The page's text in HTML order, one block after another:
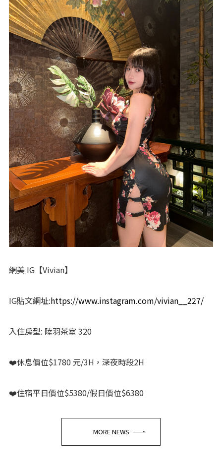
網美 IG【Vivian】
IG貼文網址:https://www.instagram.com/vivian__227/
入住房型: 陸羽茶室 320
❤️休息價位$1780 元/3H，深夜時段2H
❤️住宿平日價位$5380/假日價位$6380
MORE NEWS